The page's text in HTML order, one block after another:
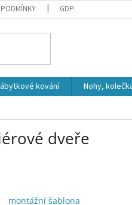
GDPR
kování Nohy,
dveře
montážní šablona